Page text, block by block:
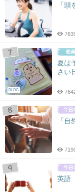
「
BLOG
夏は
さい
「
英語